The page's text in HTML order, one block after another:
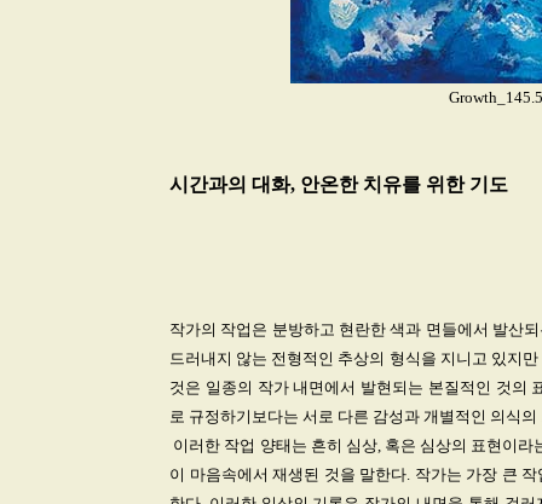
시간과의 대화, 안온한 치유를 위한 기도
작가의 작업은 분방하고 현란한 색과 면들에서 발산
드러내지 않는 전형적인 추상의 형식을 지니고 있지
것은 일종의 작가 내면에서 발현되는 본질적인 것의
로 규정하기보다는 서로 다른 감성과 개별적인 의식
이러한 작업 양태는 흔히 심상, 혹은 심상의 표현이
이 마음속에서 재생된 것을 말한다. 작가는 가장 큰